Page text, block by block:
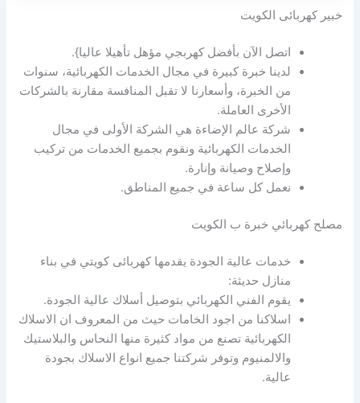
خبير كهربائى الكويت
اتصل الآن بأفضل كهربجي مؤهل تأهيلا عاليا}.
لدينا خبرة كبيرة في مجال الخدمات الكهربائية، سنوات
من الخبرة، وأسعارنا لا تقبل المنافسة مقارنة بالشركات
الأخرى العاملة.
شركة عالم الإضاءة هي الشركة الأولى في مجال
الخدمات الكهربائية ونقوم بجميع الخدمات من تركيب
وإصلاح وصيانة وإنارة.
نعمل كل ساعة في جميع المناطق.
مصلح كهربائي خبرة ب الكويت
خدمات عالية الجودة يقدمها كهربائى كويتي في بناء
منازل حديثة:
يقوم الفني الكهربائي بتوصيل أسلاك عالية الجودة.
اسلاكنا من اجود الخامات حيث من المعروف ان الاسلاك
الكهربائية تصنع من مواد كثيرة منها النحاس والبلاستيك
والالمنيوم وتوفر شركتنا جميع انواع الاسلاك بجودة
عالية.